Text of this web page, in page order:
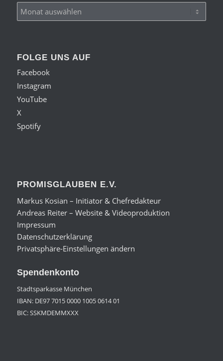
FOLGE UNS AUF
Facebook
Instagram
YouTube
X
Spotify
PROMISGLAUBEN E.V.
Markus Kosian – Initiator & Chefredakteur
Andreas Reiter – Website & Videoproduktion
Impressum
Datenschutzerklärung
Privatsphäre-Einstellungen ändern
Spendenkonto
Stadtsparkasse München
IBAN: DE97 7015 0000 1005 0614 01
BIC: SSKMDEMMXXX